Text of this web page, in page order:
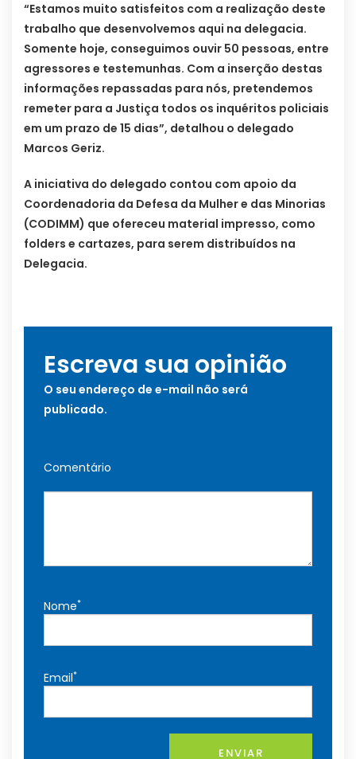
“Estamos muito satisfeitos com a realização deste
trabalho que desenvolvemos aqui na delegacia.
Somente hoje, conseguimos ouvir 50 pessoas, entre
agressores e testemunhas. Com a inserção destas
informações repassadas para nós, pretendemos
remeter para a Justiça todos os inquéritos policiais
em um prazo de 15 dias”, detalhou o delegado
Marcos Geriz.
A iniciativa do delegado contou com apoio da
Coordenadoria da Defesa da Mulher e das Minorias
(CODIMM) que ofereceu material impresso, como
folders e cartazes, para serem distribuídos na
Delegacia.
Escreva sua opinião
O seu endereço de e-mail não será
publicado.
Comentário
Nome*
Email*
ENVIAR